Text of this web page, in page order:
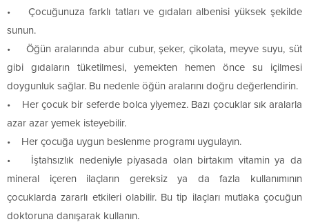
• Çocuğunuza farklı tatları ve gıdaları albenisi yüksek şekilde
sunun.
• Öğün aralarında abur cubur, şeker, çikolata, meyve suyu, süt
gibi gıdaların tüketilmesi, yemekten hemen önce su içilmesi
doygunluk sağlar. Bu nedenle öğün aralarını doğru değerlendirin.
• Her çocuk bir seferde bolca yiyemez. Bazı çocuklar sık aralarla
azar azar yemek isteyebilir.
• Her çocuğa uygun beslenme programı uygulayın.
• İştahsızlık nedeniyle piyasada olan birtakım vitamin ya da
mineral içeren ilaçların gereksiz ya da fazla kullanımının
çocuklarda zararlı etkileri olabilir. Bu tip ilaçları mutlaka çocuğun
doktoruna danışarak kullanın.